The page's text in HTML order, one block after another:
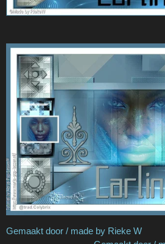
Gemaakt door /